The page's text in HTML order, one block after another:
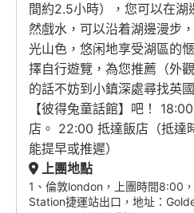
間約2.5小時），您可以在
然戲水，可以沿着湖邊漫步
光山色，悠闲地享受湖區的
擇自行遊覽，為您推薦（外
的話不妨到小鎮深處尋找英
【彼得兔童話館】吧！
店。 22:00 抵達飯店（抵達
能提早或推遲）
上團地點
1、倫敦london，上團時間8:00
Station捷運站出口，地址：